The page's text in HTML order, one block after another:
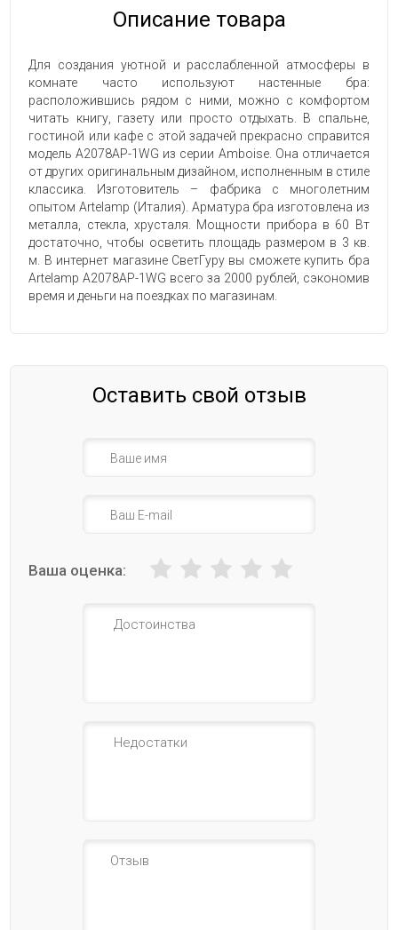
Описание товара
Для создания уютной и расслабленной атмосферы в
комнате часто используют настенные бра:
расположившись рядом с ними, можно с комфортом
читать книгу, газету или просто отдыхать. В спальне,
гостиной или кафе с этой задачей прекрасно справится
модель A2078AP-1WG из серии Amboise. Она отличается
от других оригинальным дизайном, исполненным в стиле
классика. Изготовитель – фабрика с многолетним
опытом Artelamp (Италия). Арматура бра изготовлена из
металла, стекла, хрусталя. Мощности прибора в 60 Вт
достаточно, чтобы осветить площадь размером в 3 кв.
м. В интернет магазине СветГуру вы сможете купить бра
Artelamp A2078AP-1WG всего за 2000 рублей, сэкономив
время и деньги на поездках по магазинам.
Оставить свой отзыв
Ваша оценка: